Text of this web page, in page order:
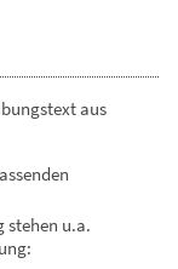
aus
stehen u.a.